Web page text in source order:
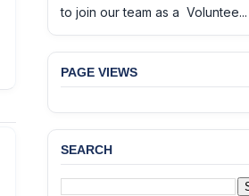
to join our team as a Voluntee...
PAGE VIEWS
SEARCH
and Strongly